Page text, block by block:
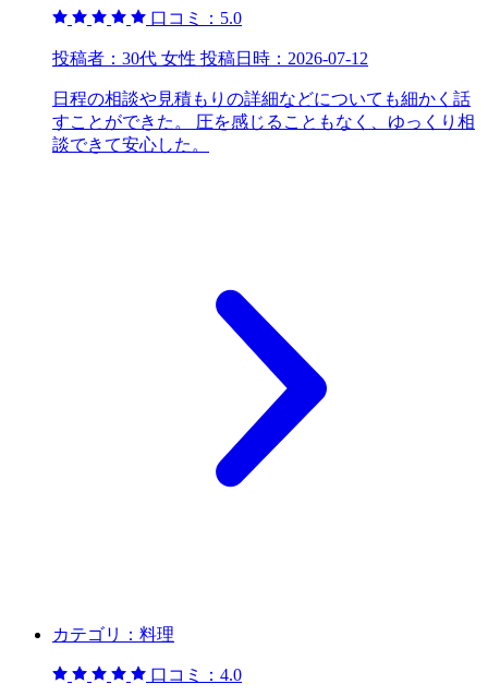
口コミ： 5.0
投稿者： 30代 女性 投稿日時： 2026-07-12
日程の相談や見積もりの詳細などについても細かく話
すことができた。 圧を感じることもなく、ゆっくり相
談できて安心した。
カテゴリ： 料理
口コミ： 4.0